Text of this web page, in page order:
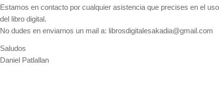
Estamos en contacto por cualquier asistencia que precises en el uso
del libro digital.
No dudes en enviarnos un mail a: librosdigitalesakadia@gmail.com
Saludos
Daniel Patlallan